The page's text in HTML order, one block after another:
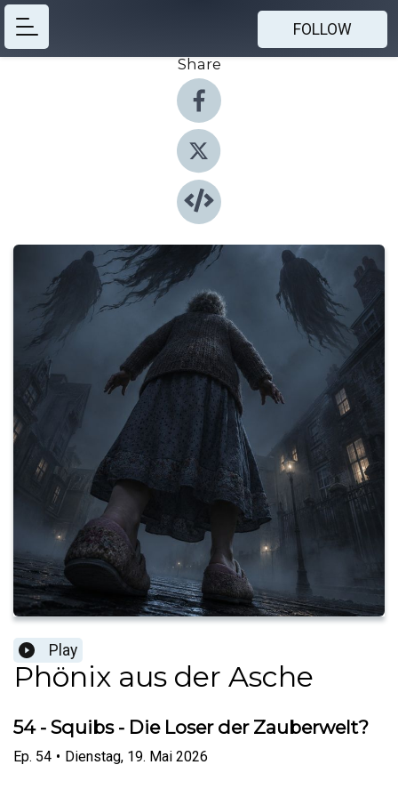
FOLLOW
Share
Play
Phönix aus der Asche
54 - Squibs - Die Loser der Zauberwelt?
Ep. 54 • Dienstag, 19. Mai 2026